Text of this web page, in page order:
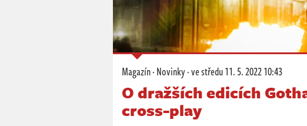
Magazín·Novinky·ve středu11. 5. 2022 10:43
O dražších edicích
cross-play